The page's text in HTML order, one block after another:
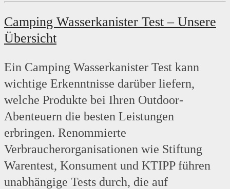
Camping Wasserkanister Test – Unsere
Übersicht
Ein Camping Wasserkanister Test kann
wichtige Erkenntnisse darüber liefern,
welche Produkte bei Ihren Outdoor-
Abenteuern die besten Leistungen
erbringen. Renommierte
Verbraucherorganisationen wie Stiftung
Warentest, Konsument und KTIPP führen
unabhängige Tests durch, die auf